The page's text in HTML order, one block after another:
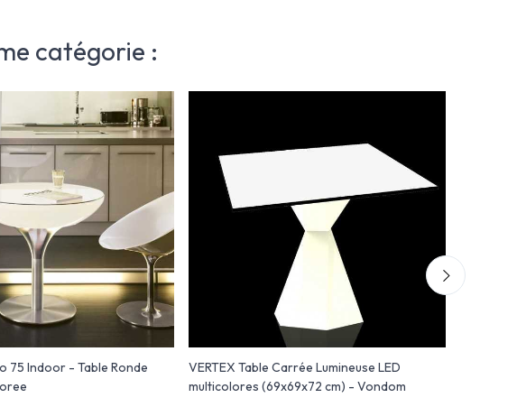
catégorie :
75 Indoor - Table Ronde
VERTEX Table Carrée Lumineuse LED
multicolores (69x69x72 cm) - Vondom